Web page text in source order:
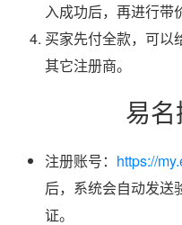
入成功后，再进行带
买家先付全款，可以
其它注册商。
易
注册账号： https://
后，系统会自动发送
证。